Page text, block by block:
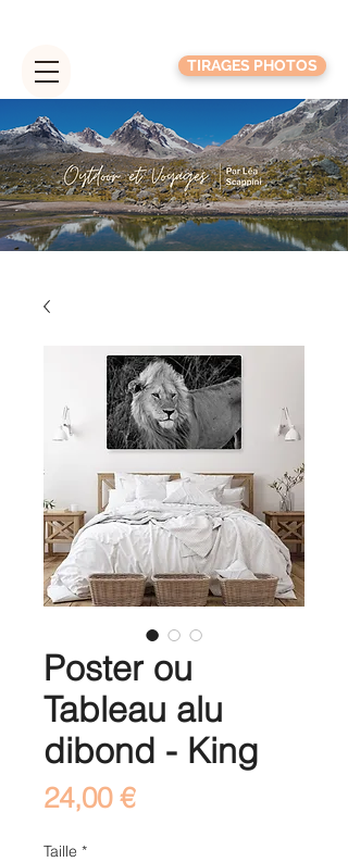
TIRAGES PHOTOS
Poster ou
Tableau alu
dibond - King
24,00 €Prix
Taille *